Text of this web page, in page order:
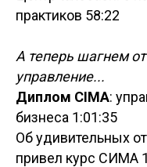
практиков 58:22
А теперь шагнем
управление...
Диплом CIMA:
бизнеса 1:01:35
Об удивительных
привел курс СИМА